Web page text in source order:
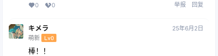
0 0 举报 回复
キメラ
萌新 Lv0
25年6月2日
棒！！